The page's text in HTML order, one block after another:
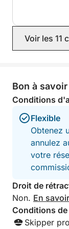
Voir les 11
Bon à savoir
Conditions
Flexible
Obtenez
annulez
votre
Droit de
Non. En
Conditions
Skipper